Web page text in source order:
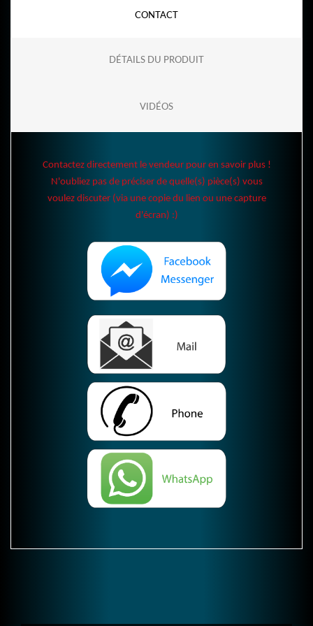
CONTACT
DÉTAILS DU PRODUIT
VIDÉOS
Contactez directement le vendeur pour en savoir plus !
N'oubliez pas de préciser de quelle(s) pièce(s) vous
voulez discuter (via une copie du lien ou une capture
d'écran) :)